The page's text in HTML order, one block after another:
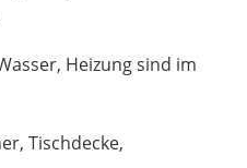
Heizung sind im
Tischdecke,